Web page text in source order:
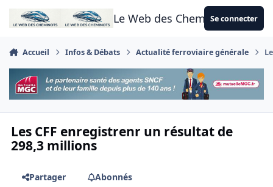
Aller au contenu
Le Web des CheminotsSe connecter
Accueil Infos & Débats Actualité ferroviaire générale
Les CFF enregistrenr un résultat de
298,3 millions
Partager
Abonnés